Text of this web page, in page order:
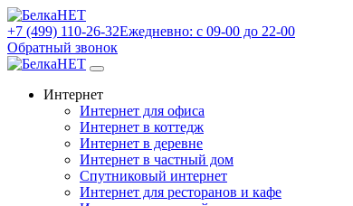
+7 (499) 110-26-32Ежедневно: с 09-00 до 22-00
Обратный звонок
Интернет
Интернет для офиса
Интернет в коттедж
Интернет в деревне
Интернет в частный дом
Спутниковый интернет
Интернет для ресторанов и кафе